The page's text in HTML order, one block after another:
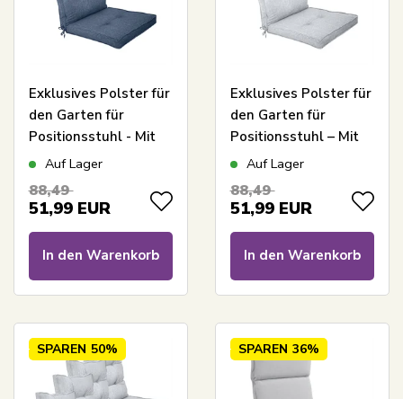
Exklusives Polster für
den Garten für
Positionsstuhl - Mit
hoher Rückenlehne -
weiches Polster -
Auf Lager
88,49
51,99 EUR
In den Warenkorb
Exklusives Polster für
den Garten für
Positionsstuhl – Mit
hoher Rückenlehne –
weiches Polster –
Auf Lager
88,49
51,99 EUR
In den Warenkorb
SPAREN 50% SPAREN 36%